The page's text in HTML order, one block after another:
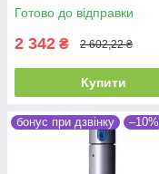
Готово до відправки
2 342 ₴ 2 602,22 ₴
Купити
бонус при дзвінку –10%